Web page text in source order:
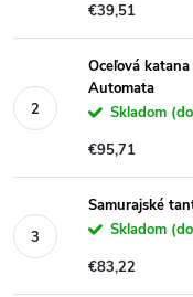
€39,51
Oceľová
Automata
Skladom
€95,71
Samurajské
Skladom
€83,22